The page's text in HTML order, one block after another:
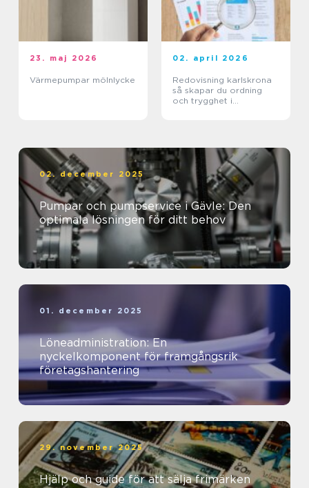
23. maj 2026
Värmepumpar mölnlycke
02. april 2026
Redovisning karlskrona
så skapar du ordning
och trygghet i
02. december 2025
Pumpar och pumpservice i Gävle: Den
optimala lösningen för ditt behov
01. december 2025
Löneadministration: En
nyckelkomponent för framgångsrik
företagshantering
29. november 2025
Hjälp och guide för att sälja frimärken